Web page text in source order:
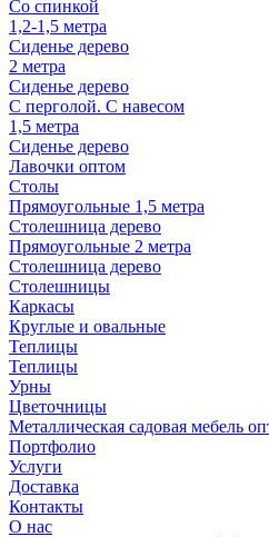
Со спинкой
1,2-1,5 метра
Сиденье дерево
2 метра
Сиденье дерево
С перголой. С навесом
1,5 метра
Сиденье дерево
Лавочки оптом
Столы
Прямоугольные 1,5 метра
Столешница дерево
Прямоугольные 2 метра
Столешница дерево
Столешницы
Каркасы
Круглые и овальные
Теплицы
Теплицы
Урны
Цветочницы
Металлическая садовая мебель
Портфолио
Услуги
Доставка
Контакты
О нас